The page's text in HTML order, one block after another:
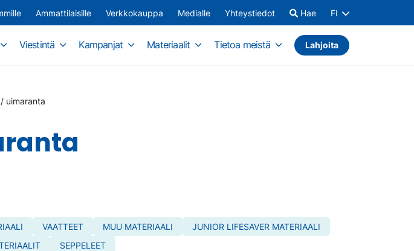
Ammattilaisille Verkkokauppa Medialle Yhteystiedot Hae FI
Viestintä Kampanjat Materiaalit Tietoa meistä Lahjoita
/ uimaranta
VAATTEET MUU MATERIAALI
JUNIOR LIFESAVER MATERIAALI
SEPPELEET